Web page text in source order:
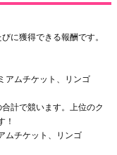
に獲得できる報酬です。
アムチケット、リンゴ
計で競います。上位のク
！
ムチケット、リンゴ